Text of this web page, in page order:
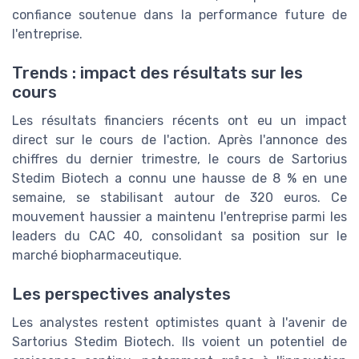
confiance soutenue dans la performance future de
l'entreprise.
Trends : impact des résultats sur les
cours
Les résultats financiers récents ont eu un impact
direct sur le cours de l'action. Après l'annonce des
chiffres du dernier trimestre, le cours de Sartorius
Stedim Biotech a connu une hausse de 8 % en une
semaine, se stabilisant autour de 320 euros. Ce
mouvement haussier a maintenu l'entreprise parmi les
leaders du CAC 40, consolidant sa position sur le
marché biopharmaceutique.
Les perspectives analystes
Les analystes restent optimistes quant à l'avenir de
Sartorius Stedim Biotech. Ils voient un potentiel de